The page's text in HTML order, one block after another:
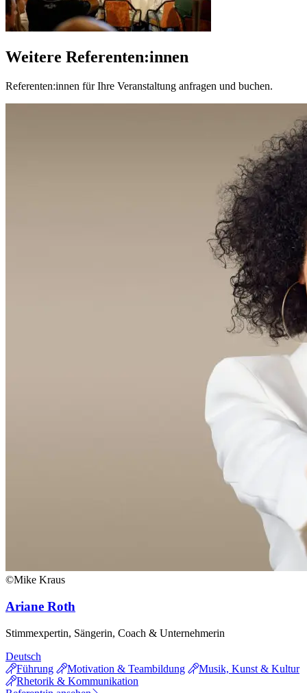
Weitere Referenten:innen
Referenten:innen für Ihre Veranstaltung anfragen und buchen.
©Mike Kraus
Ariane Roth
Stimmexpertin, Sängerin, Coach & Unternehmerin
Deutsch
Führung
Motivation & Teambildung
Musik, Kunst & Kultur
Rhetorik & Kommunikation